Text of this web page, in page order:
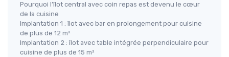
Pourquoi l’îlot central avec coin repas est devenu le cœur
de la cuisine
Implantation 1 : îlot avec bar en prolongement pour cuisine
de plus de 12 m²
Implantation 2 : îlot avec table intégrée perpendiculaire pour
cuisine de plus de 15 m²